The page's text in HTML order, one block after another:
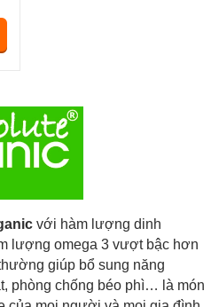
với hàm lượng dinh
lượng omega 3 vượt bậc hơn
giúp bổ sung năng
phòng chống béo phì… là món